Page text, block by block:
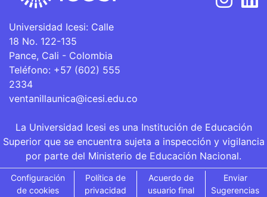
Universidad Icesi: Calle
18 No. 122-135
Pance, Cali - Colombia
Teléfono: +57 (602) 555
2334
ventanillaunica@icesi.edu.co
La Universidad Icesi es una Institución de Educación
Superior que se encuentra sujeta a inspección y vigilancia
por parte del Ministerio de Educación Nacional.
Configuración
de cookies
Política de
privacidad
Acuerdo de
usuario final
Enviar
Sugerencias